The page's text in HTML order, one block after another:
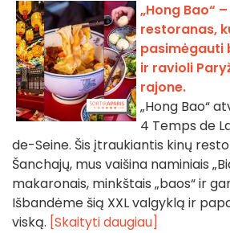
„Hong Bao“
restoranas,
pasimėgauti
ir ravioli
rajone.
„Hong Bao“
4 Temps de
de-Seine. Šis įtraukiantis kinų
Šanchajų, mus vaišina naminiais
makaronais, minkštais „baos“ ir
Išbandėme šią XXL valgyklą ir
viską. [Skaityti daugiau]